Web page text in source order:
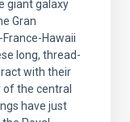
giant galaxy
Gran
Hawaii
long, thread-
with their
the central
have just